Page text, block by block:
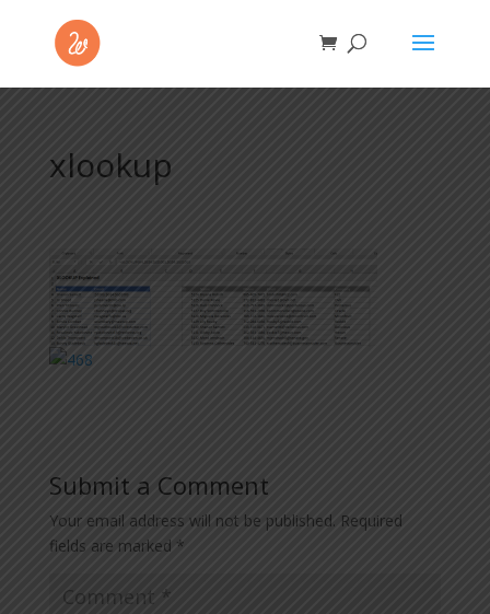
xlookup
Submit a Comment
Your email address will not be published. Required
fields are marked *